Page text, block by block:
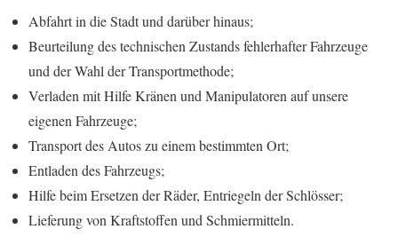
Abfahrt in die Stadt und darüber hinaus;
Beurteilung des technischen Zustands fehlerhafter Fahrzeuge
und der Wahl der Transportmethode;
Verladen mit Hilfe Kränen und Manipulatoren auf unsere
eigenen Fahrzeuge;
Transport des Autos zu einem bestimmten Ort;
Entladen des Fahrzeugs;
Hilfe beim Ersetzen der Räder, Entriegeln der Schlösser;
Lieferung von Kraftstoffen und Schmiermitteln.